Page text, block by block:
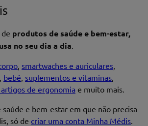
produtos de saúde e bem-estar,
no seu dia a dia.
, smartwaches e auriculares,
, bebé, suplementos e vitaminas,
de ergonomia e muito mais.
e bem-estar em que não precisa
só de criar uma conta Minha Médis.